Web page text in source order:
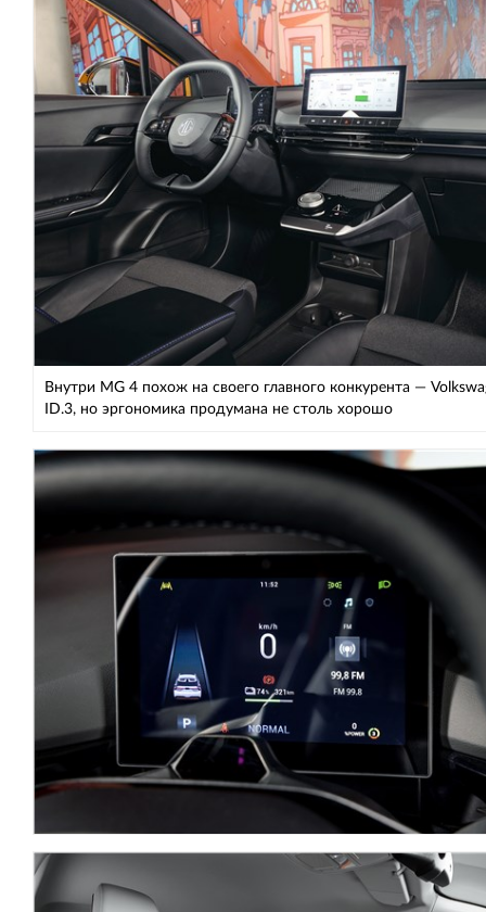
Внутри MG 4 похож на своего главного конкурента —
ID.3, но эргономика продумана не столь хорошо